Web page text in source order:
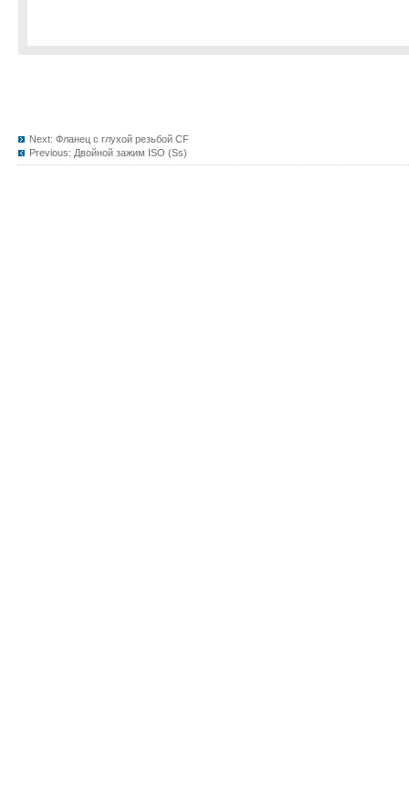
Next: Фланец с глухой резьбой CF
Previous: Двойной зажим ISO (Ss)